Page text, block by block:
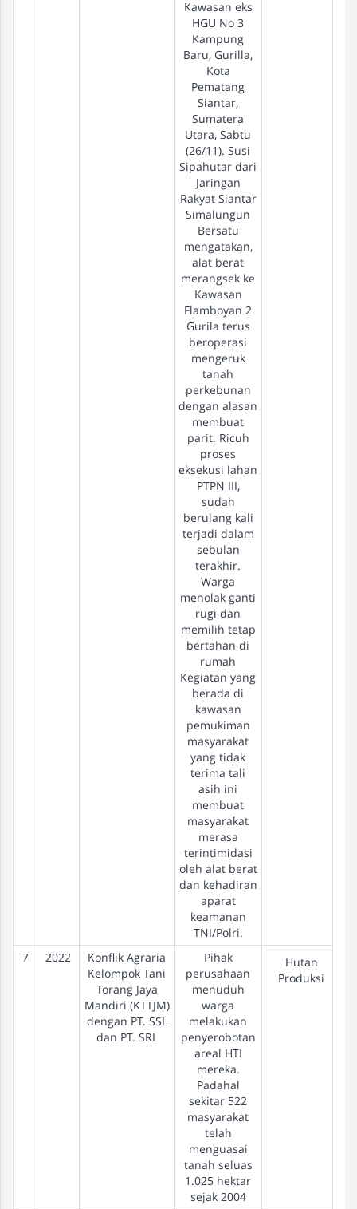
Kawasan eks
HGU No 3
Kampung
Baru, Gurilla,
Kota
Pematang
Siantar,
Sumatera
Utara, Sabtu
(26/11). Susi
Sipahutar dari
Jaringan
Rakyat Siantar
Simalungun
Bersatu
mengatakan,
alat berat
merangsek ke
Kawasan
Flamboyan 2
Gurila terus
beroperasi
mengeruk
tanah
perkebunan
dengan alasan
membuat
parit. Ricuh
proses
eksekusi lahan
PTPN III,
sudah
berulang kali
terjadi dalam
sebulan
terakhir.
Warga
menolak ganti
rugi dan
memilih tetap
bertahan di
rumah
Kegiatan yang
berada di
kawasan
pemukiman
masyarakat
yang tidak
terima tali
asih ini
membuat
masyarakat
merasa
terintimidasi
oleh alat berat
dan kehadiran
aparat
keamanan
TNI/Polri.
7
2022
Konflik Agraria
Kelompok Tani
Torang Jaya
Mandiri (KTTJM)
dengan PT. SSL
dan PT. SRL
Pihak
perusahaan
menuduh
warga
melakukan
penyerobotan
areal HTI
mereka.
Padahal
sekitar 522
masyarakat
telah
menguasai
tanah seluas
1.025 hektar
sejak 2004
Hutan
Produksi